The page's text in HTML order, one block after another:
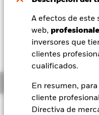
A efectos de este
web,
inversores que
clientes
cualificados.
En resumen,
cliente
Directiva de
Change location
BlackRock
iShares
Nuestra compañía
JPY 31,98
Información
Filosofía de